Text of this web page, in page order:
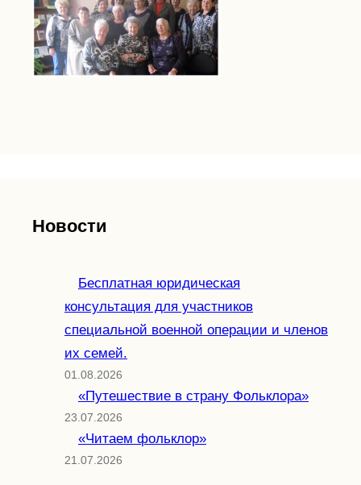
Новости
Бесплатная юридическая
консультация для участников
специальной военной операции и членов
их семей.
01.08.2026
«Путешествие в страну Фольклора»
23.07.2026
«Читаем фольклор»
21.07.2026